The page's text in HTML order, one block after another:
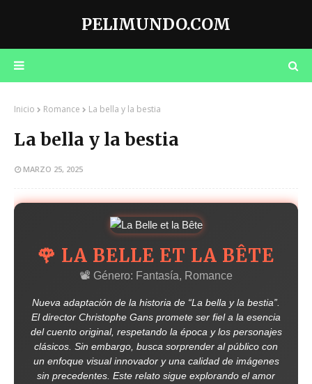
PELIMUNDO.COM
Inicio Romance La bella y la bestia
La bella y la bestia
MARZO 25, 2025
🌹 LA BELLE ET LA BÊTE
📽️ Género: Fantasía, Romance
Nueva adaptación de la historia de “La bella y la bestia”.
El director Christophe Gans promete ser fiel a la esencia
del cuento original, respetando la época y los personajes
clásicos. Sin embargo, busca sorprender al público con
un enfoque visual innovador y una calidad de imágenes
sin precedentes. Este relato sigue explorando el amor